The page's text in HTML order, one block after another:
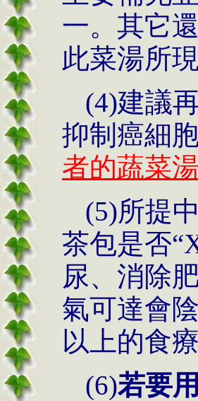
一。其它
此菜湯所
(4)建議
抑制癌細
者的蔬菜
(5)所提
茶包是否
尿、消除
氣可達會
以上的食
(6)若要